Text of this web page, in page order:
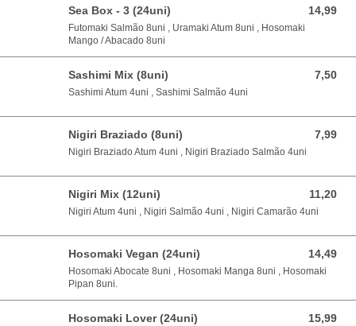
Sea Box - 3 (24uni) 14,99
14,99 EUR
Futomaki Salmão 8uni , Uramaki Atum 8uni , Hosomaki
Mango / Abacado 8uni
Sashimi Mix (8uni) 7,50
7,50 EUR
Sashimi Atum 4uni , Sashimi Salmão 4uni
Nigiri Braziado (8uni) 7,99
7,99 EUR
Nigiri Braziado Atum 4uni , Nigiri Braziado Salmão 4uni
Nigiri Mix (12uni) 11,20
11,20 EUR
Nigiri Atum 4uni , Nigiri Salmão 4uni , Nigiri Camarão 4uni
Hosomaki Vegan (24uni) 14,49
14,49 EUR
Hosomaki Abocate 8uni , Hosomaki Manga 8uni , Hosomaki
Pipan 8uni.
Hosomaki Lover (24uni) 15,99
15,99 EUR